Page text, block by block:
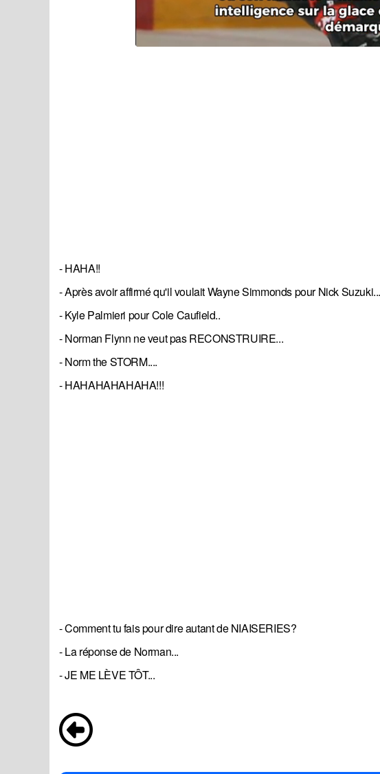
- HAHA!!
- Après avoir affirmé qu'il voulait Wayne Simmonds pour Nick Suzuki...
- Kyle Palmieri pour Cole Caufield..
- Norman Flynn ne veut pas RECONSTRUIRE...
- Norm the STORM....
- HAHAHAHAHAHA!!!
- Comment tu fais pour dire autant de NIAISERIES?
- La réponse de Norman...
- JE ME LÈVE TÔT...